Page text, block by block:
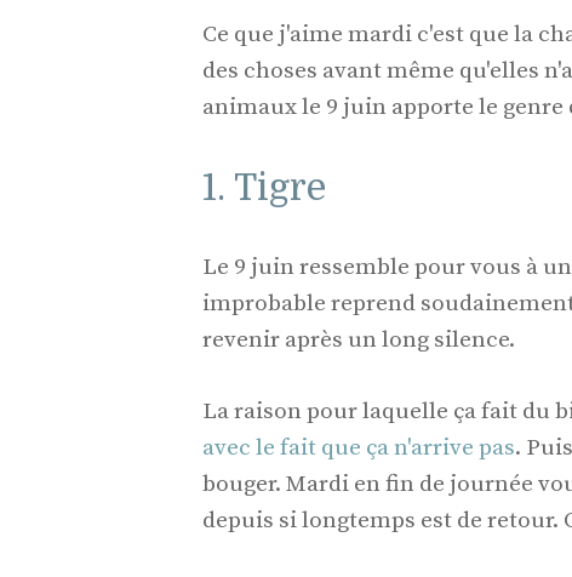
Ce que j'aime mardi c'est que la
des choses avant même qu'elles
animaux le 9 juin apporte le
1. Tigre
Le 9 juin ressemble pour vous à
improbable reprend
revenir après un long silence.
La raison pour laquelle ça fait du
avec le fait que ça n'arrive pas.
bouger. Mardi en fin de journée
depuis si longtemps est de retour.